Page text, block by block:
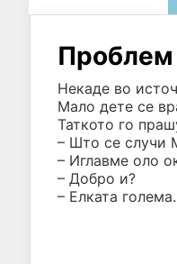
Проблем
Некаде во
Мало дете се
Таткото го
– Што се случи
– Иглавме оло
– Добро и?
– Елката